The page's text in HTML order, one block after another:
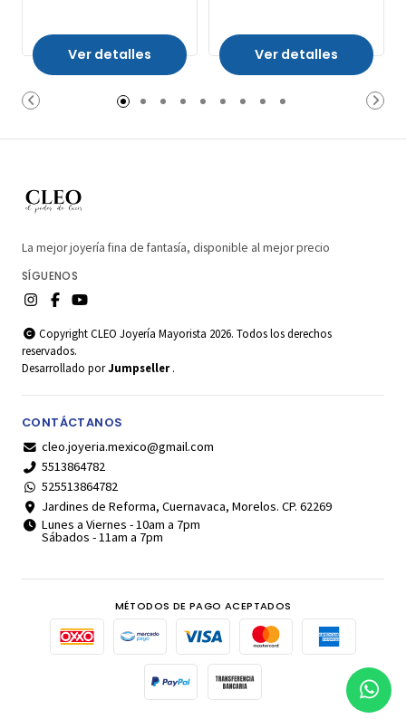
Ver detalles Ver detalles
La mejor joyería fina de fantasía, disponible al mejor precio
SÍGUENOS
Copyright CLEO Joyería Mayorista 2026. Todos los derechos
reservados.
Desarrollado porJumpseller .
CONTÁCTANOS
cleo.joyeria.mexico@gmail.com
5513864782
525513864782
Jardines de Reforma, Cuernavaca, Morelos. CP. 62269
Lunes a Viernes - 10am a 7pm
Sábados - 11am a 7pm
MÉTODOS DE PAGO ACEPTADOS